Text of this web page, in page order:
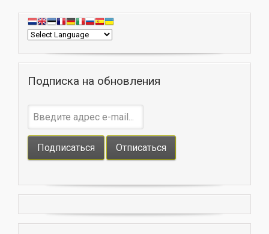
Подписка на обновления